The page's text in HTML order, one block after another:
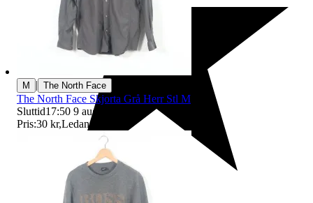
M | The North Face
The North Face Skjorta Grå Herr Stl M
Sluttid17:50 9 aug 17:50
Pris:30 kr,Ledande bud